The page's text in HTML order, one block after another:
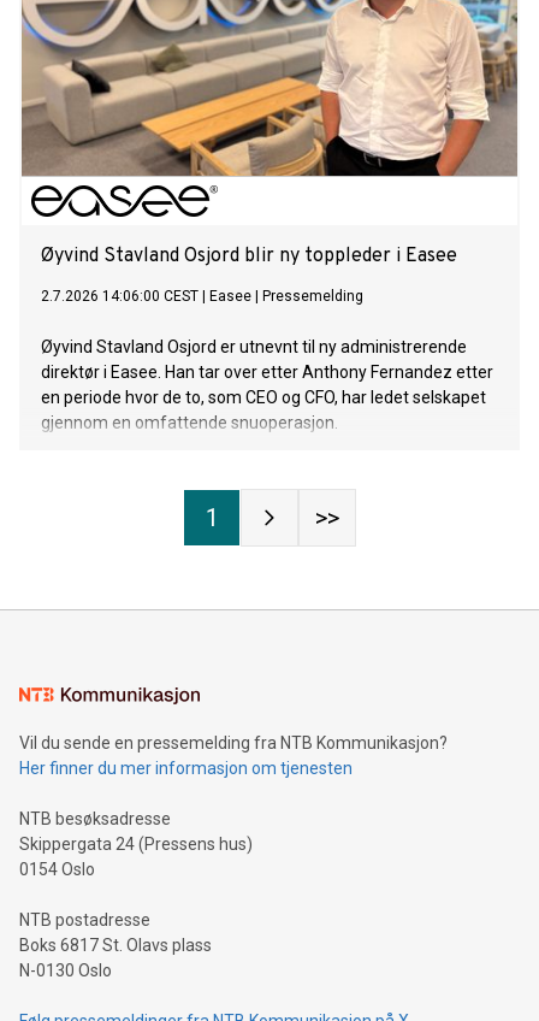
Øyvind Stavland Osjord blir ny toppleder i Easee
2.7.2026 14:06:00 CEST Easee Pressemelding
Øyvind Stavland Osjord er utnevnt til ny administrerende
direktør i Easee. Han tar over etter Anthony Fernandez etter
en periode hvor de to, som CEO og CFO, har ledet selskapet
gjennom en omfattende snuoperasjon.
1 >>
Vil du sende en pressemelding fra NTB Kommunikasjon?
Her finner du mer informasjon om tjenesten
NTB besøksadresse
Skippergata 24 (Pressens hus)
0154 Oslo
NTB postadresse
Boks 6817 St. Olavs plass
N-0130 Oslo